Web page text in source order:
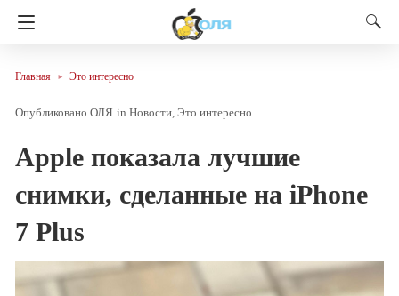
Главная Это интересно
ОЛЯ in Новости Это интересно
Apple показала лучшие
снимки, сделанные на iPhone
7 Plus